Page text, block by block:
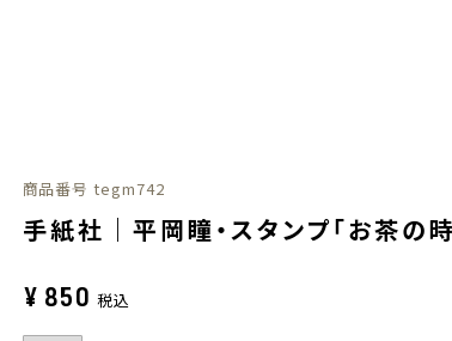
商品番号 tegm742
手紙社｜平岡瞳・スタンプ「お茶の時
¥ 850 税込